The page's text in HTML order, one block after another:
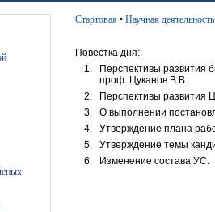
Стартовая • Научная деятельность
Повестка дня:
Перспективы развития
проф. Цуканов В.В.
Перспективы развития
О выполнении
Утверждение плана
Утверждение темы
Изменение состава УС.